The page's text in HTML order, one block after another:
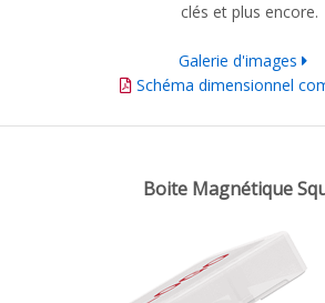
clés et plus encore.
Galerie d'images
Schéma dimensionnel
Boite Magnétique